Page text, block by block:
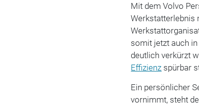
Mit dem Volvo
Werkstatterlebnis
somit jetzt auch
deutlich verkürzt
Effizienz spürbar
Ein persönlicher
vornimmt, steht